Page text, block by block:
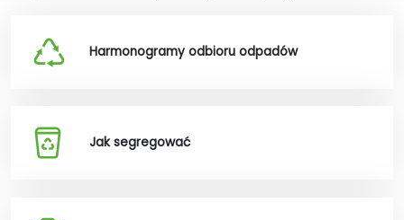
Harmonogramy odbioru odpadów
Jak segregować